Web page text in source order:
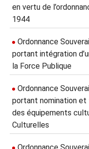
en vertu de
1944
Ordonnance
portant intégration
la Force Publique
Ordonnance
portant nomination et
des équipements
Culturelles